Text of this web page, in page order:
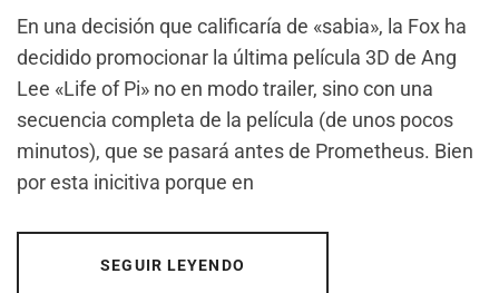
En una decisión que calificaría de «sabia», la Fox ha
decidido promocionar la última película 3D de Ang
Lee «Life of Pi» no en modo trailer, sino con una
secuencia completa de la película (de unos pocos
minutos), que se pasará antes de Prometheus. Bien
por esta inicitiva porque en
SEGUIR LEYENDO